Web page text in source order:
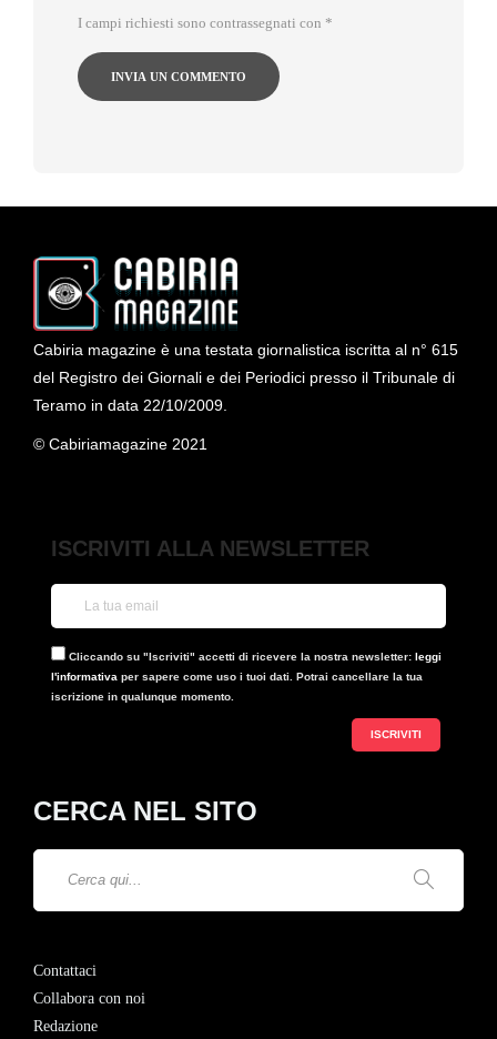
I campi richiesti sono contrassegnati con *
Cabiria magazine è una testata giornalistica iscritta al n° 615
del Registro dei Giornali e dei Periodici presso il Tribunale di
Teramo in data 22/10/2009.
© Cabiriamagazine 2021
ISCRIVITI ALLA NEWSLETTER
Cliccando su "Iscriviti" accetti di ricevere la nostra newsletter: leggi
l'informativa per sapere come uso i tuoi dati. Potrai cancellare la tua
iscrizione in qualunque momento.
CERCA NEL SITO
Contattaci
Collabora con noi
Redazione